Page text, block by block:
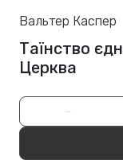
Вальтер Каспер
Таїнство
Церква
−